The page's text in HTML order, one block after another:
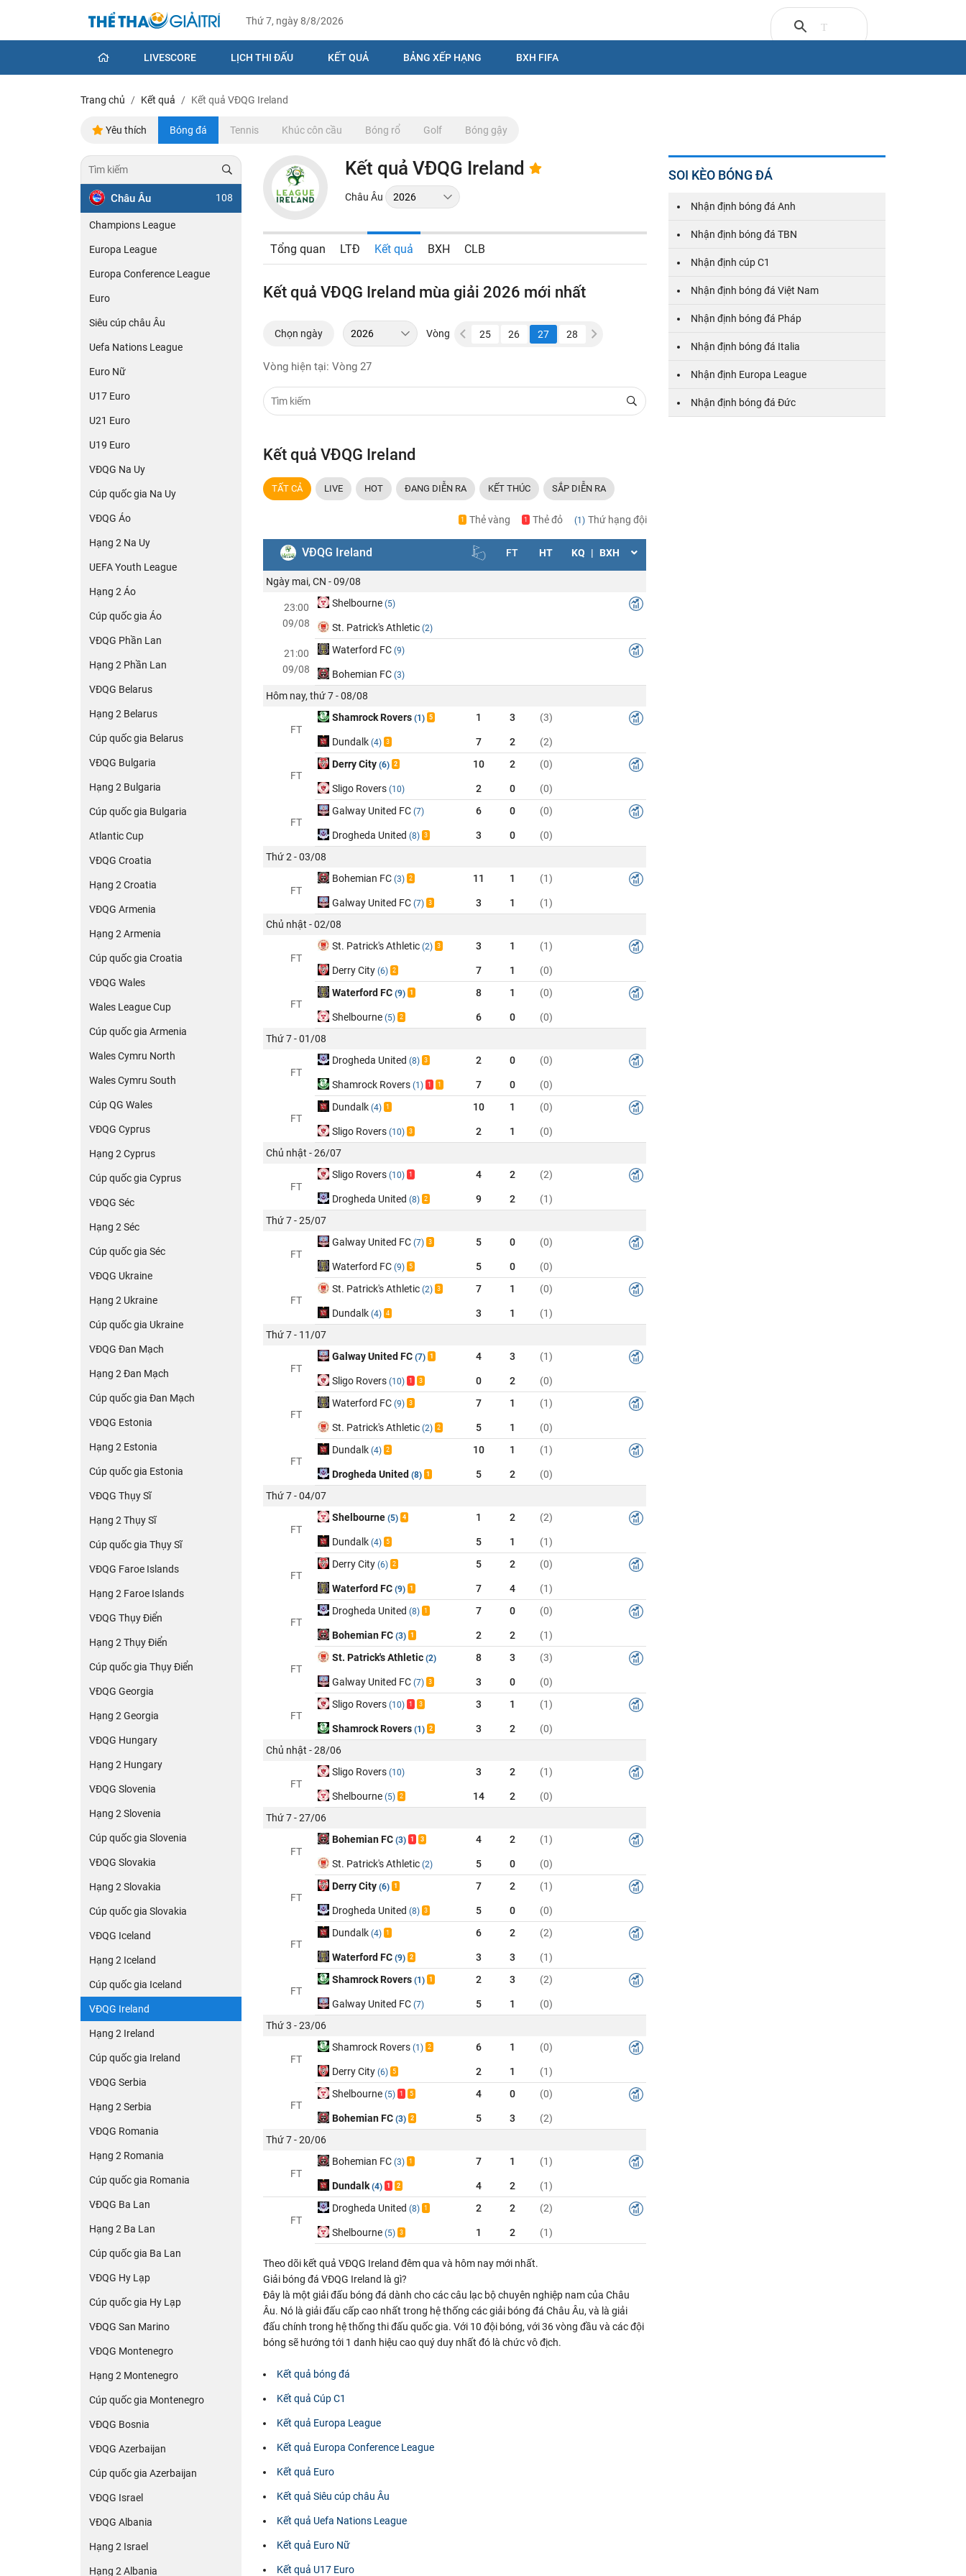
Thứ 7, ngày 8/8/2026
LIVESCORE LỊCH THI ĐẤU KẾT QUẢ BẢNG XẾP HẠNG BXH FIFA
Trang chủ Kết quả Kết quả VĐQG Ireland
Yêu thích Bóng đá Tennis Khúc côn cầu Bóng rổ Golf Bóng gậy
Châu Âu 108
Champions League
Europa League
Europa Conference League
Euro
Siêu cúp châu Âu
Uefa Nations League
Euro Nữ
U17 Euro
U21 Euro
U19 Euro
VĐQG Na Uy
Cúp quốc gia Na Uy
VĐQG Áo
Hạng 2 Na Uy
UEFA Youth League
Hạng 2 Áo
Cúp quốc gia Áo
VĐQG Phần Lan
Hạng 2 Phần Lan
VĐQG Belarus
Hạng 2 Belarus
Cúp quốc gia Belarus
VĐQG Bulgaria
Hạng 2 Bulgaria
Cúp quốc gia Bulgaria
Atlantic Cup
VĐQG Croatia
Hạng 2 Croatia
VĐQG Armenia
Hạng 2 Armenia
Cúp quốc gia Croatia
VĐQG Wales
Wales League Cup
Cúp quốc gia Armenia
Wales Cymru North
Wales Cymru South
Cúp QG Wales
VĐQG Cyprus
Hạng 2 Cyprus
Cúp quốc gia Cyprus
VĐQG Séc
Hạng 2 Séc
Cúp quốc gia Séc
VĐQG Ukraine
Hạng 2 Ukraine
Cúp quốc gia Ukraine
VĐQG Đan Mạch
Hạng 2 Đan Mạch
Cúp quốc gia Đan Mạch
VĐQG Estonia
Hạng 2 Estonia
Cúp quốc gia Estonia
VĐQG Thụy Sĩ
Hạng 2 Thụy Sĩ
Cúp quốc gia Thụy Sĩ
VĐQG Faroe Islands
Hạng 2 Faroe Islands
VĐQG Thụy Điển
Hạng 2 Thụy Điển
Cúp quốc gia Thụy Điển
VĐQG Georgia
Hạng 2 Georgia
VĐQG Hungary
Hạng 2 Hungary
VĐQG Slovenia
Hạng 2 Slovenia
Cúp quốc gia Slovenia
VĐQG Slovakia
Hạng 2 Slovakia
Cúp quốc gia Slovakia
VĐQG Iceland
Hạng 2 Iceland
Cúp quốc gia Iceland
VĐQG Ireland
Hạng 2 Ireland
Cúp quốc gia Ireland
VĐQG Serbia
Hạng 2 Serbia
VĐQG Romania
Hạng 2 Romania
Cúp quốc gia Romania
VĐQG Ba Lan
Hạng 2 Ba Lan
Cúp quốc gia Ba Lan
VĐQG Hy Lạp
Cúp quốc gia Hy Lạp
VĐQG San Marino
VĐQG Montenegro
Hạng 2 Montenegro
Cúp quốc gia Montenegro
VĐQG Bosnia
VĐQG Azerbaijan
Cúp quốc gia Azerbaijan
VĐQG Israel
VĐQG Albania
Hạng 2 Israel
Hạng 2 Albania
Kết quả VĐQG Ireland
Châu Âu
Tổng quan LTĐ Kết quả BXH CLB
Kết quả VĐQG Ireland mùa giải 2026 mới nhất
Chọn ngày Vòng
21 22 23 24 25 26 27 28 29
Vòng hiện tại: Vòng 27
Kết quả VĐQG Ireland
TẤT CẢ LIVE HOT ĐANG DIỄN RA KẾT THÚC SẮP DIỄN RA
1 Thẻ vàng 1 Thẻ đỏ (1) Thứ hạng đội
VĐQG Ireland FT HT KQ | BXH
Ngày mai, CN - 09/08
23:00
09/08
Shelbourne (5)
St. Patrick's Athletic (2)
21:00
09/08
Waterford FC (9)
Bohemian FC (3)
Hôm nay, thứ 7 - 08/08
FT
Shamrock Rovers (1) 5 1 3 (3)
Dundalk (4) 3 7 2 (2)
FT
Derry City (6) 2 10 2 (0)
Sligo Rovers (10) 2 0 (0)
FT
Galway United FC (7) 6 0 (0)
Drogheda United (8) 3 3 0
(0)
Thứ 2 - 03/08
FT
Bohemian FC (3) 2 11 1 (1)
Galway United FC (7) 3 3 1
(1)
Chủ nhật - 02/08
FT
St. Patrick's Athletic (2) 3 3 1 (1)
Derry City (6) 2 7 1 (0)
FT
Waterford FC (9) 1 8 1 (0)
Shelbourne (5) 2 6 0
(0)
Thứ 7 - 01/08
FT
Drogheda United (8) 3 2 0 (0)
Shamrock Rovers (1) 1 1 7 0 (0)
FT
Dundalk (4) 1 10 1 (0)
Sligo Rovers (10) 3 2 1
(0)
Chủ nhật - 26/07
FT
Sligo Rovers (10) 1 4 2 (2)
Drogheda United (8) 2 9 2
(1)
Thứ 7 - 25/07
FT
Galway United FC (7) 3 5 0 (0)
Waterford FC (9) 5 5 0 (0)
FT
St. Patrick's Athletic (2) 3 7 1 (0)
Dundalk (4) 4 3 1
(1)
Thứ 7 - 11/07
FT
Galway United FC (7) 1 4 3 (1)
Sligo Rovers (10) 1 3 0 2 (0)
FT
Waterford FC (9) 3 7 1 (1)
St. Patrick's Athletic (2) 2 5 1 (0)
FT
Dundalk (4) 2 10 1 (1)
Drogheda United (8) 1 5 2
(0)
Thứ 7 - 04/07
FT
Shelbourne (5) 4 1 2 (2)
Dundalk (4) 5 5 1 (1)
FT
Derry City (6) 2 5 2 (0)
Waterford FC (9) 1 7 4 (1)
FT
Drogheda United (8) 1 7 0 (0)
Bohemian FC (3) 1 2 2 (1)
FT
St. Patrick's Athletic (2) 8 3 (3)
Galway United FC (7) 3 3 0 (0)
FT
Sligo Rovers (10) 1 3 3 1 (1)
Shamrock Rovers (1) 2 3 2
(0)
Chủ nhật - 28/06
FT
Sligo Rovers (10) 3 2 (1)
Shelbourne (5) 2 14 2
(0)
Thứ 7 - 27/06
FT
Bohemian FC (3) 1 3 4 2 (1)
St. Patrick's Athletic (2) 5 0 (0)
FT
Derry City (6) 1 7 2 (1)
Drogheda United (8) 3 5 0 (0)
FT
Dundalk (4) 1 6 2 (2)
Waterford FC (9) 2 3 3 (1)
FT
Shamrock Rovers (1) 1 2 3 (2)
Galway United FC (7) 5 1
(0)
Thứ 3 - 23/06
FT
Shamrock Rovers (1) 2 6 1 (0)
Derry City (6) 5 2 1 (1)
FT
Shelbourne (5) 1 5 4 0 (0)
Bohemian FC (3) 2 5 3
(2)
Thứ 7 - 20/06
FT
Bohemian FC (3) 1 7 1 (1)
Dundalk (4) 1 2 4 2 (1)
FT
Drogheda United (8) 1 2 2 (2)
Shelbourne (5) 3 1 2 (1)
Theo dõi kết quả VĐQG Ireland đêm qua và hôm nay mới nhất.
Giải bóng đá VĐQG Ireland là gì?
Đây là một giải đấu bóng đá dành cho các câu lạc bộ chuyên nghiệp nam của Châu
Âu. Nó là giải đấu cấp cao nhất trong hệ thống các giải bóng đá Châu Âu, và là giải
đấu chính trong hệ thống thi đấu quốc gia. Với 10 đội bóng, với 36 vòng đầu và các đội
bóng sẽ hướng tới 1 danh hiệu cao quý duy nhất đó là chức vô địch.
Kết quả bóng đá
Kết quả Cúp C1
Kết quả Europa League
Kết quả Europa Conference League
Kết quả Euro
Kết quả Siêu cúp châu Âu
Kết quả Uefa Nations League
Kết quả Euro Nữ
Kết quả U17 Euro
SOI KÈO BÓNG ĐÁ
Nhận định bóng đá Anh
Nhận định bóng đá TBN
Nhận định cúp C1
Nhận định bóng đá Việt Nam
Nhận định bóng đá Pháp
Nhận định bóng đá Italia
Nhận định Europa League
Nhận định bóng đá Đức